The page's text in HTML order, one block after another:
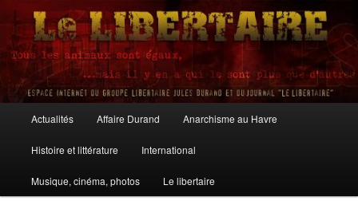
Aller
contenu
principal
Aller
contenu
secondaire
Le Libertaire
principal
Actualités Affaire Durand Anarchisme au Havre
Histoire et littérature International
Musique, cinéma, photos Le libertaire